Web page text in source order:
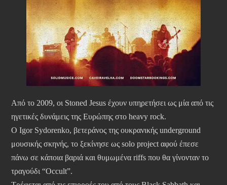
Από το 2009, οι Stoned Jesus έχουν υπηρετήσει ως μία από τις
ηγετικές δυνάμεις της Ευρώπης στο heavy rock.
Ο Igor Sydorenko, βετεράνος της ουκρανικής underground
μουσικής σκηνής, το ξεκίνησε ως solo project αφού έπεσε
πάνω σε κάποια βαριά και θυμωμένα riffs που θα γίνονταν το
τραγούδι “Occult”.